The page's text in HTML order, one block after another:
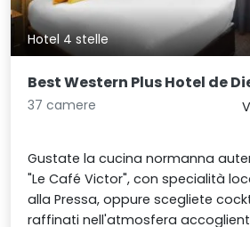
Hotel 4 stelle
Best Western Plus Hotel de
37 camere
Gustate la cucina normanna
"Le Café Victor", con specialità
alla Pressa, oppure scegliete
raffinati nell'atmosfera